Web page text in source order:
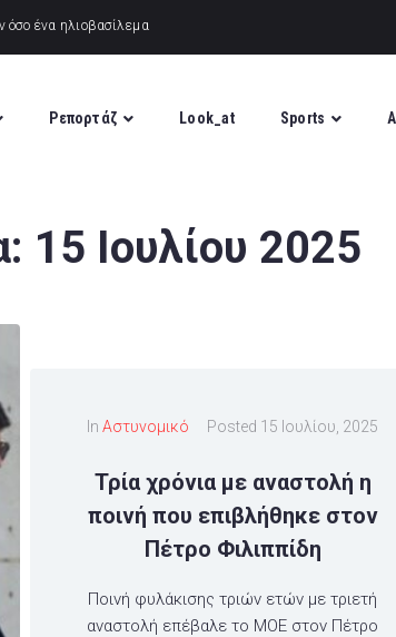
Ρεπορτάζ Look_at Sports
15 Ιουλίου 2025
InΑστυνομικό Posted 15 Ιουλίου, 2025
Τρία χρόνια με αναστολή η
ποινή που επιβλήθηκε στον
Πέτρο Φιλιππίδη
Ποινή φυλάκισης τριών ετών με τριετή
αναστολή επέβαλε το ΜΟΕ στον Πέτρο